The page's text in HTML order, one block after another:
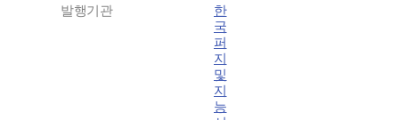
발행기관
한
국
퍼
지
및
지
능